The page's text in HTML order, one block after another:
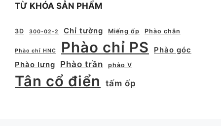
TỪ KHÓA SẢN PHẨM
3D 300-02-2 Chỉ tường Miếng ốp Phào chân
Phào chỉ HNC Phào chỉ PS
Phào góc
Phào lưng
Phào trần phào V
Tân cổ điển tấm ốp